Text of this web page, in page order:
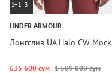
1+1=3
UNDER ARMOUR
Лонгслив UA Halo CW Mock
635 600 сум 1 589 000 сум